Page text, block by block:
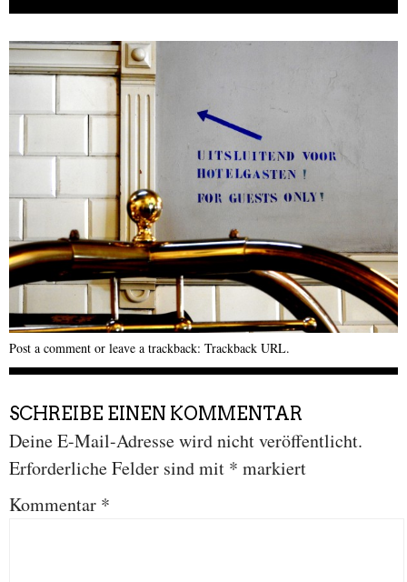
Post a comment or leave a trackback: Trackback URL.
SCHREIBE EINEN KOMMENTAR
Deine E-Mail-Adresse wird nicht veröffentlicht.
Erforderliche Felder sind mit * markiert
Kommentar *